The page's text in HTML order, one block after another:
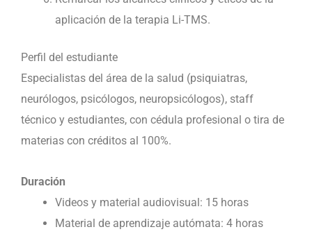
aplicación de la terapia Li-TMS.
Perfil del estudiante
Especialistas del área de la salud (psiquiatras,
neurólogos, psicólogos, neuropsicólogos), staff
técnico y estudiantes, con cédula profesional o tira de
materias con créditos al 100%.
Duración
Videos y material audiovisual: 15 horas
Material de aprendizaje autómata: 4 horas